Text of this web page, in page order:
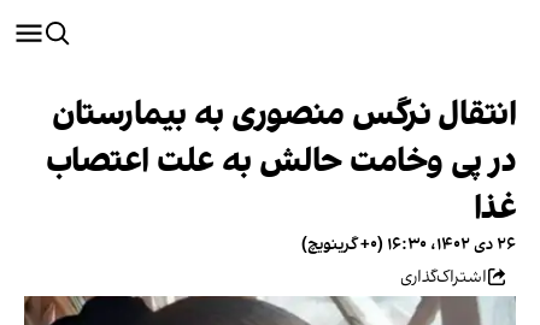
انتقال نرگس منصوری به بیمارستان
در پی وخامت حالش به علت اعتصاب
غذا
۲۶ دی ۱۴۰۲، ۱۶:۳۰ (‎+۰ گرینویچ)
اشتراک‌گذاری